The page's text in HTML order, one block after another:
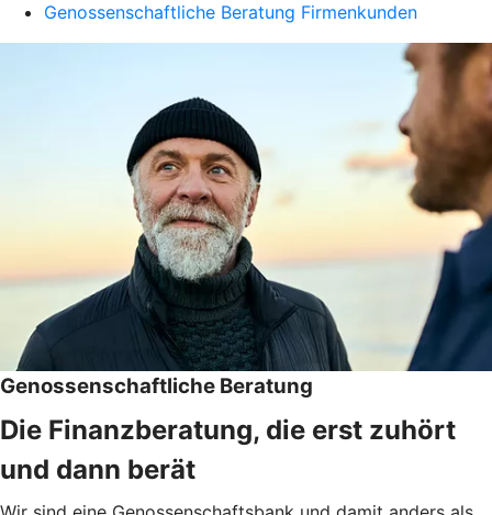
Genossenschaftliche Beratung Firmenkunden
Genossenschaftliche Beratung
Die Finanzberatung, die erst zuhört
und dann berät